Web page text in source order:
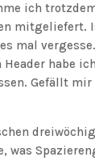
ich
mitgeliefert.
mal
habe
Gefällt
was